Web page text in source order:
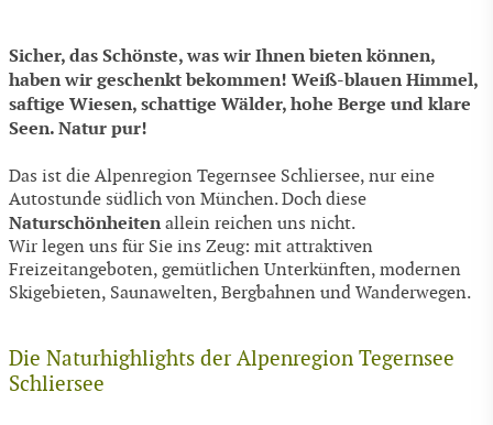
Sicher, das Schönste, was wir Ihnen bieten können,
haben wir geschenkt bekommen! Weiß-blauen Himmel,
saftige Wiesen, schattige Wälder, hohe Berge und klare
Seen. Natur pur!
Das ist die Alpenregion Tegernsee Schliersee, nur eine
Autostunde südlich von München. Doch diese
Naturschönheiten allein reichen uns nicht.
Wir legen uns für Sie ins Zeug: mit attraktiven
Freizeitangeboten, gemütlichen Unterkünften, modernen
Skigebieten, Saunawelten, Bergbahnen und Wanderwegen.
Die Naturhighlights der Alpenregion Tegernsee
Schliersee